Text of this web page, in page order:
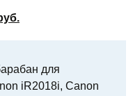
для
iR2018i, Canon